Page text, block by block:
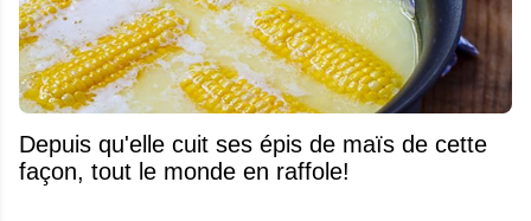
Depuis qu'elle cuit ses épis de maïs de cette
façon, tout le monde en raffole!